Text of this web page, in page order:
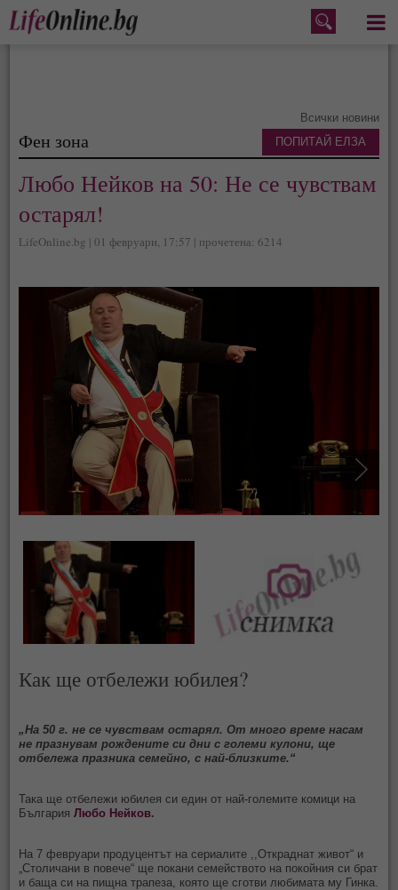
Меню
Всички новини
Фен зона
Любо Нейков на 50: Не се чувствам
остарял!
LifeOnline.bg | 01 февруари, 17:57 | прочетена: 6214
Как ще отбележи юбилея?
„На 50 г. не се чувствам остарял. От много време насам
не празнувам рождените си дни с големи кулони, ще
отбележа празника семейно, с най-близките.“
Така ще отбележи юбилея си един от най-големите комици на
БългарияЛюбо Нейков.
На 7 февруари продуцентът на сериалите ,,Откраднат живот“ и
„Столичани в повече“ ще покани семейството на покойния си брат
и баща си на пищна трапеза, която ще сготви любимата му Гинка.
ПОПИТАЙ ЕЛЗА